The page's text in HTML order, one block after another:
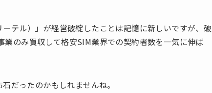
ーテル）」が経営破綻したことは記憶に新しいですが、破
のみ買収して格安SIM業界での契約者数を一気に伸ば
だったのかもしれませんね。